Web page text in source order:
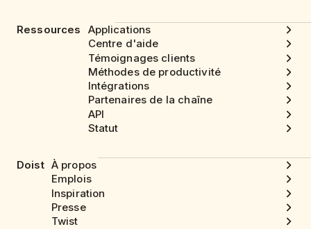
Ressources
Applications
Centre d'aide
Témoignages clients
Méthodes de productivité
Intégrations
Partenaires de la chaîne
API
Statut
Doist À propos
Emplois
Inspiration
Presse
Twist